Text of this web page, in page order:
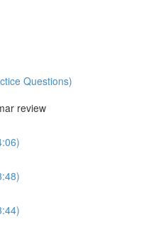
Questions)
review